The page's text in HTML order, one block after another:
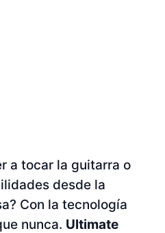
a tocar la guitarra o
desde la
Con la tecnología
nunca. Ultimate